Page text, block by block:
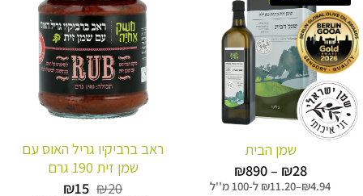
שמן הבית
₪28
–
₪890
מחירים: ₪4.94
–
₪11.20 ל-100 מ''ל
ראב ברביקיו גריל האוס עם
שמן זית 190 גרם
₪20 המחיר
₪15